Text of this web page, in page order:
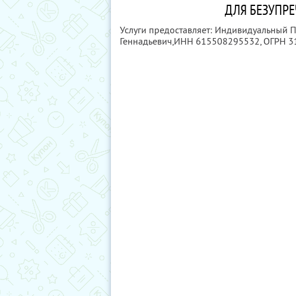
ДЛЯ
Услуги предоставляет:
Геннадьевич,ИНН 615508295532, ОГРН